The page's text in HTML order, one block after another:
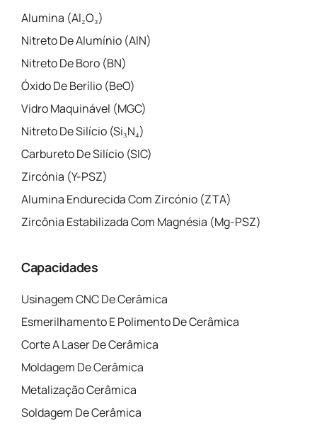
Alumina (Al₂O₃)
Nitreto De Alumínio (AlN)
Nitreto De Boro (BN)
Óxido De Berílio (BeO)
Vidro Maquinável (MGC)
Nitreto De Silício (Si₃N₄)
Carbureto De Silício (SIC)
Zircónia (Y-PSZ)
Alumina Endurecida Com Zircónio (ZTA)
Zircônia Estabilizada Com Magnésia (Mg-PSZ)
Capacidades
Usinagem CNC De Cerâmica
Esmerilhamento E Polimento De Cerâmica
Corte A Laser De Cerâmica
Moldagem De Cerâmica
Metalização Cerâmica
Soldagem De Cerâmica